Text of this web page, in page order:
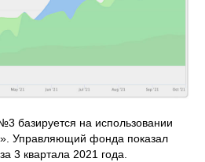
базируется на использовании
Управляющий фонда показал
3 квартала 2021 года.